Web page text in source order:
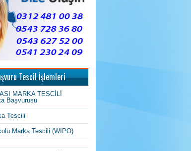
Tescil İşlemleri
MARKA TESCİLİ
Başvurusu
Tescili
Marka Tescili (WIPO)